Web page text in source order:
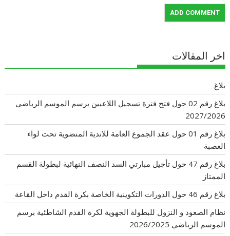
اخر المقالات
بلاغ
بلاغ رقم 02 حول فتح فترة تسجيل اللاعبين برسم الموسم الرياضي
2027/2026
بلاغ رقم 01 حول عقد الجموع العامة للاندية المنضوية تحت لواء
العصبة
بلاغ رقم 47 حول تأجيل مبارتي السد النصف النهائية لبطولة القسم
الممتاز
بلاغ رقم 46 حول الدورات التكوينية الخاصة بكرة القدم داخل القاعة
نظام الصعود و النزول للبطولة الجهوية لكرة القدم الشاطئية برسم
الموسم الرياضي 2026/2025